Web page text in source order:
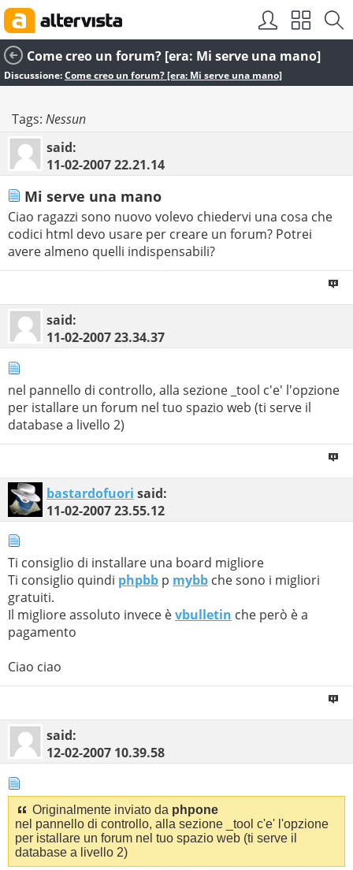
Come creo un forum? [era: Mi serve una mano]
Discussione:Come creo un forum? [era: Mi serve una mano]
Tags: Nessun
said:
11-02-200722.21.14
Mi serve una mano
Ciao ragazzi sono nuovo volevo chiedervi una cosa che
codici html devo usare per creare un forum? Potrei
avere almeno quelli indispensabili?
said:
11-02-200723.34.37
nel pannello di controllo, alla sezione _tool c'e' l'opzione
per istallare un forum nel tuo spazio web (ti serve il
database a livello 2)
bastardofuori said:
11-02-200723.55.12
Ti consiglio di installare una board migliore
Ti consiglio quindi phpbb p mybb che sono i migliori
gratuiti.
Il migliore assoluto invece èvbulletin che però è a
pagamento
Ciao ciao
said:
12-02-2007 10.39.58
Originalmente inviato da phpone
nel pannello di controllo, alla sezione _tool c'e' l'opzione
per istallare un forum nel tuo spazio web (ti serve il
database a livello 2)